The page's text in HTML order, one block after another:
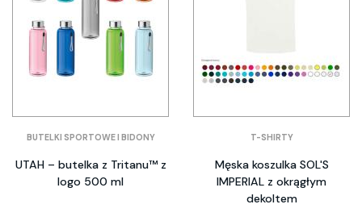
BUTELKI SPORTOWE I BIDONY
UTAH – butelka z Tritanu™ z
logo 500 ml
T-SHIRTY
Męska koszulka SOL'S
IMPERIAL z okrągłym
dekoltem